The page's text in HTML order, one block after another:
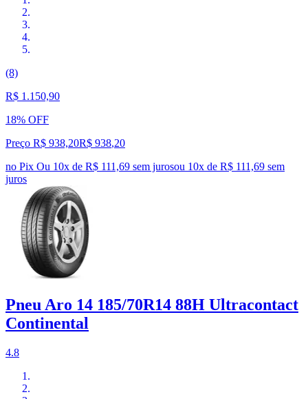
(8)
R$ 1.150,90
18% OFF
Preço R$ 938,20R$ 938,20
no Pix Ou 10x de R$ 111,69 sem jurosou 10x de R$ 111,69 sem
juros
Pneu Aro 14 185/70R14 88H Ultracontact
Continental
4.8